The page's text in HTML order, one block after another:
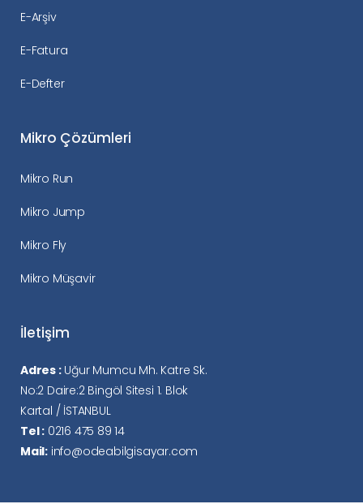
E-Arşiv
E-Fatura
E-Defter
Mikro Çözümleri
Mikro Run
Mikro Jump
Mikro Fly
Mikro Müşavir
İletişim
Adres :Uğur Mumcu Mh. Katre Sk.
No:2 Daire:2 Bingöl Sitesi 1. Blok
Kartal / İSTANBUL
Tel : 0216 475 89 14
Mail: info@odeabilgisayar.com